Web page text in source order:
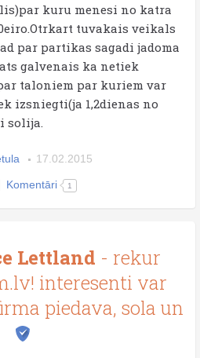
kuru menesi no katra
tuvakais veikals
par partikas sagadi jadoma
galvenais ka netiek
taloniem par kuriem var
izsniegti(ja 1,2dienas no
solija.
17.02.2015
Komentāri 1
Lettland - rekur
interesenti var
piedava, sola un